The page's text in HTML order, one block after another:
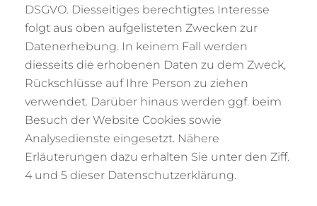
DSGVO. Diesseitiges berechtigtes Interesse
folgt aus oben aufgelisteten Zwecken zur
Datenerhebung. In keinem Fall werden
diesseits die erhobenen Daten zu dem Zweck,
Rückschlüsse auf Ihre Person zu ziehen
verwendet. Darüber hinaus werden ggf. beim
Besuch der Website Cookies sowie
Analysedienste eingesetzt. Nähere
Erläuterungen dazu erhalten Sie unter den Ziff.
4 und 5 dieser Datenschutzerklärung.